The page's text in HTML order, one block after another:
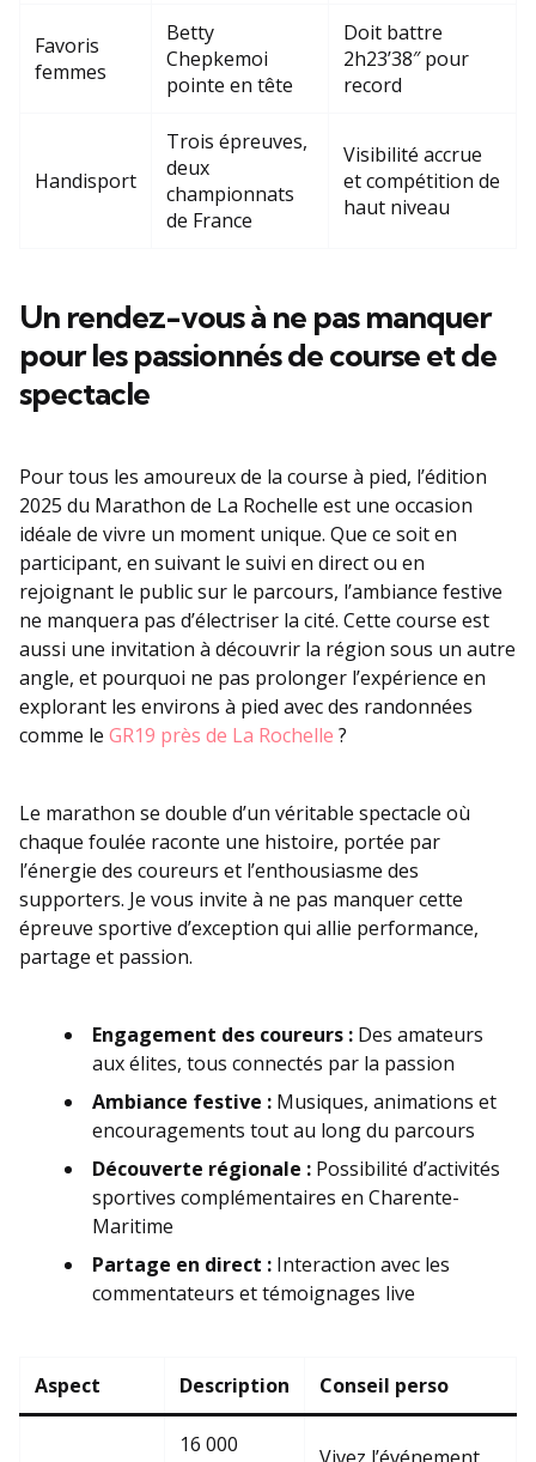
Favoris
femmes
Betty
Chepkemoi
pointe en tête
Doit battre
2h23’38″ pour
record
Handisport
Trois épreuves,
deux
championnats
de France
Visibilité accrue
et compétition de
haut niveau
Un rendez-vous à ne pas manquer
pour les passionnés de course et de
spectacle
Pour tous les amoureux de la course à pied, l’édition
2025 du Marathon de La Rochelle est une occasion
idéale de vivre un moment unique. Que ce soit en
participant, en suivant le suivi en direct ou en
rejoignant le public sur le parcours, l’ambiance festive
ne manquera pas d’électriser la cité. Cette course est
aussi une invitation à découvrir la région sous un autre
angle, et pourquoi ne pas prolonger l’expérience en
explorant les environs à pied avec des randonnées
comme le GR19 près de La Rochelle ?
Le marathon se double d’un véritable spectacle où
chaque foulée raconte une histoire, portée par
l’énergie des coureurs et l’enthousiasme des
supporters. Je vous invite à ne pas manquer cette
épreuve sportive d’exception qui allie performance,
partage et passion.
Engagement des coureurs : Des amateurs
aux élites, tous connectés par la passion
Ambiance festive : Musiques, animations et
encouragements tout au long du parcours
Découverte régionale : Possibilité d’activités
sportives complémentaires en Charente-
Maritime
Partage en direct : Interaction avec les
commentateurs et témoignages live
Aspect Description Conseil perso
16 000